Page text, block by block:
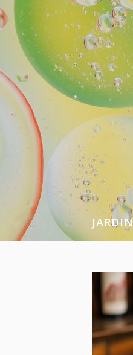
Aller
au
contenu
JARDIN